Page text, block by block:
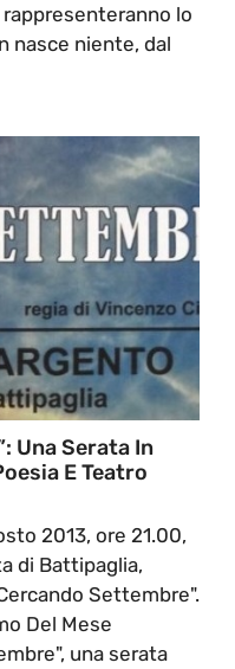
lo
nasce niente, dal
Una Serata In
E Teatro
2013, ore 21.00,
di Battipaglia,
Settembre".
Del Mese
una serata